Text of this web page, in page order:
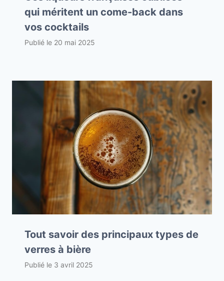
qui méritent un come-back dans
vos cocktails
Publié le 20 mai 2025
Tout savoir des principaux types de
verres à bière
Publié le 3 avril 2025